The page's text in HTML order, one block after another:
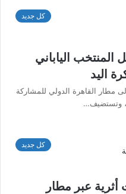
كل جديد
المنتخب الياباني
اليد
مطار القاهرة الدولي للمشاركة
كل جديد
عبر مطار